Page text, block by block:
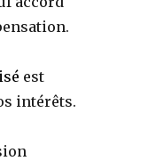
est
intérêts.